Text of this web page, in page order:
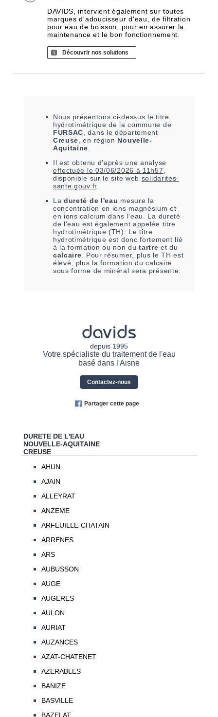
DAVIDS, intervient également sur toutes
marques d'adoucisseur d'eau, de filtration
pour eau de boisson, pour en assurer la
maintenance et le bon fonctionnement.
Découvrir nos solutions
Nous présentons ci-dessus le titre
hydrotimétrique de la commune de
FURSAC , dans le département
Creuse , en région Nouvelle-
Aquitaine
Il est obtenu d'après une analyse
effectuée le 03/06/2026 à 11h57
disponible sur le site web solidarites-
sante.gouv.fr.
La dureté de l'eau mesure la
concentration en ions magnésium et
en ions calcium dans l'eau. La dureté
de l'eau est également appelée titre
hydrotimétrique (TH). Le titre
hydrotimétrique est donc fortement lié
à la formation ou non dutartre et du
calcaire . Pour résumer, plus le TH est
élevé, plus la formation du calcaire
sous forme de minéral sera présente.
davids
depuis 1995
Votre spécialiste du traitement de l'eau
basé dans l'Aisne
Contactez-nous
Partager cette page
DURETE DE L'EAU
NOUVELLE-AQUITAINE
CREUSE
AHUN
AJAIN
ALLEYRAT
ANZEME
ARFEUILLE-CHATAIN
ARRENES
ARS
AUBUSSON
AUGE
AUGERES
AULON
AURIAT
AUZANCES
AZAT-CHATENET
AZERABLES
BANIZE
BASVILLE
BAZELAT